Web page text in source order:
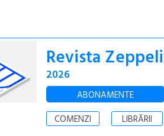
Revista
2026
ABONAMENTE
COMENZI
LIBRĂRII